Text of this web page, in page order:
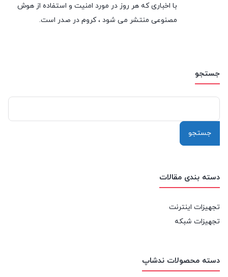
جستجو
برای:
دسته بندی مقالات
تجهیزات اینترنت
تجهیزات شبکه
دسته محصولات ندشاپ
با اخباری که هر روز در مورد امنیت و استفاده از هوش
مصنوعی منتشر می شود ، کروم در صدر است.